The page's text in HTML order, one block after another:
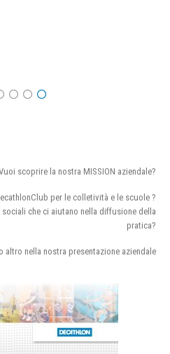
scoprire la nostra MISSION aziendale?
per le colletività e le scuole ?
che ci aiutano nella diffusione della
pratica?
altro nella nostra presentazione aziendale